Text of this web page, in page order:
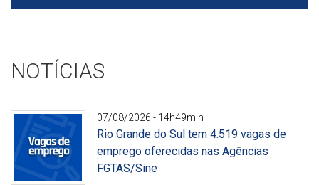
NOTÍCIAS
07/08/2026 - 14h49min
Rio Grande do Sul tem 4.519 vagas de
emprego oferecidas nas Agências
FGTAS/Sine